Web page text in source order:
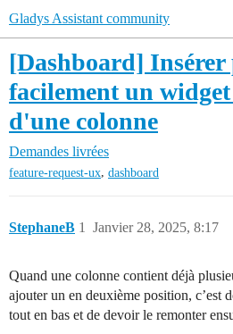
Gladys Assistant community
[Dashboard] Insérer
facilement un
d'une colonne
Demandes livrées
feature-request-ux, dashboard
StephaneB Janvier 28, 2025, 8:17
1
Quand une colonne contient déjà
ajouter un en deuxième position, c’est
tout en bas et de devoir le remonter